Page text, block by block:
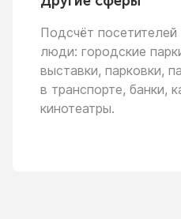
Подсчёт посетителей
люди: городские
выставки, парковки,
в транспорте, банки,
кинотеатры.